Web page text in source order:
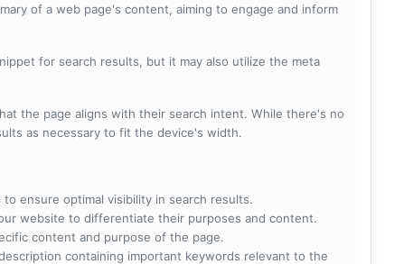
of a web page's content, aiming to engage and inform
for search results, but it may also utilize the meta
the page aligns with their search intent. While there's no
as necessary to fit the device's width.
ensure optimal visibility in search results.
website to differentiate their purposes and content.
content and purpose of the page.
containing important keywords relevant to the